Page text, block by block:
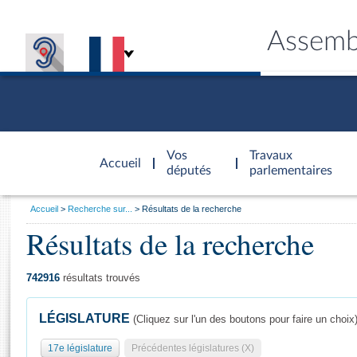
Accueil
d'accueil
Vos
députés
Travaux
parlementaires
Général
Vous
Accueil Recherche sur... Résultats de la recherche
Résultats de la recherche
742916 résultats trouvés
LÉGISLATURE (Cliquez sur l'un des boutons pour faire un choix)
17e législature Précédentes législatures (X)